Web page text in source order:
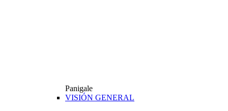
Panigale
VISIÓN GENERAL